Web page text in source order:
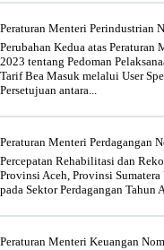
Peraturan Menteri Perindustrian
Perubahan Kedua atas
2023 tentang Pedoman
Tarif Bea Masuk melalui User
Persetujuan antara...
Peraturan Menteri Perdagangan
Percepatan Rehabilitasi dan
Provinsi Aceh, Provinsi
pada Sektor Perdagangan Tahun
Peraturan Menteri Keuangan